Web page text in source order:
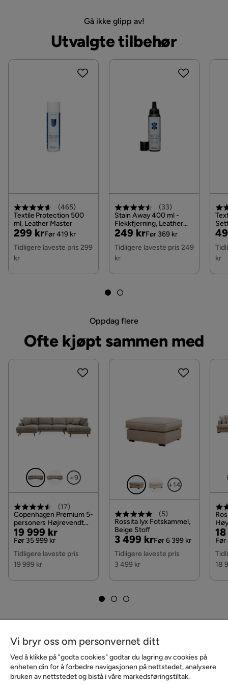
Form Fotskammel
Gå ikke glipp av!
Utvalgte tilbehør
(465)
Textile Protection 500
ml, Leather Master
Pris
299 kr
Original
Pris
Før 419 kr
Tidligere laveste pris 299
kr
(33)
Stain Away 400 ml -
Flekkfjerning, Leather
Master
Pris
249 kr
Original
Pris
Før 369 kr
Tidligere laveste pris 249
kr
kr
Oppdag flere
Ofte kjøpt sammen med
+9
(17)
Copenhagen Premium 5-
personers Højrevendt
U-formet Dyb Sofa med
Divan og Chaiselong i
Pris
19 999 kr
Original
Pris
Før 35 999 kr
Tidligere laveste pris
19 999 kr
+14
(5)
Rossita lyx Fotskammel,
Beige Stoff
Pris
3 499 kr
Original
Pris
Før 6 399 kr
Tidligere laveste pris
3 499 kr
iFør
18
Vi bryr oss om personvernet ditt
Ved å klikke på "godta cookies" godtar du lagring av cookies på
enheten din for å forbedre navigasjonen på nettstedet, analysere
bruken av nettstedet og bistå i våre markedsføringstiltak.